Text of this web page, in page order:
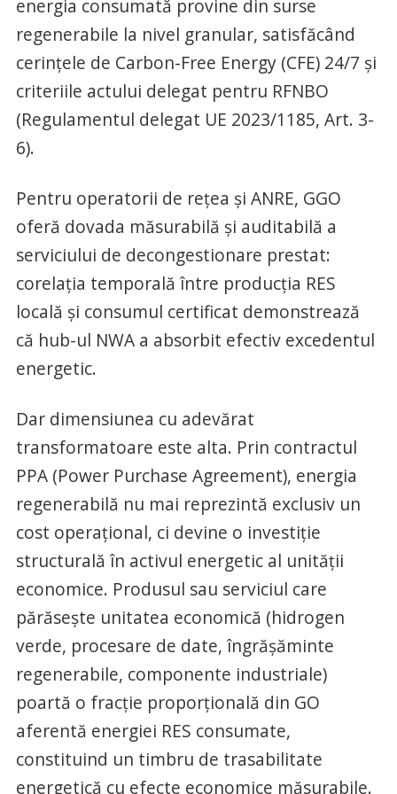
energia consumată provine din surse
regenerabile la nivel granular, satisfăcând
cerințele de Carbon-Free Energy (CFE) 24/7 și
criteriile actului delegat pentru RFNBO
(Regulamentul delegat UE 2023/1185, Art. 3-
6).
Pentru operatorii de rețea și ANRE, GGO
oferă dovada măsurabilă și auditabilă a
serviciului de decongestionare prestat:
corelația temporală între producția RES
locală și consumul certificat demonstrează
că hub-ul NWA a absorbit efectiv excedentul
energetic.
Dar dimensiunea cu adevărat
transformatoare este alta. Prin contractul
PPA (Power Purchase Agreement), energia
regenerabilă nu mai reprezintă exclusiv un
cost operațional, ci devine o investiție
structurală în activul energetic al unității
economice. Produsul sau serviciul care
părăsește unitatea economică (hidrogen
verde, procesare de date, îngrășăminte
regenerabile, componente industriale)
poartă o fracție proporțională din GO
aferentă energiei RES consumate,
constituind un timbru de trasabilitate
energetică cu efecte economice măsurabile.